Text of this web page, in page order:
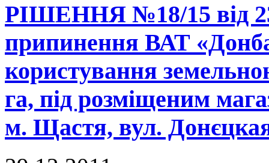
РІШЕННЯ №18/15 від
припинення ВАТ
користування
га, під розміщеним
м. Щастя, вул.